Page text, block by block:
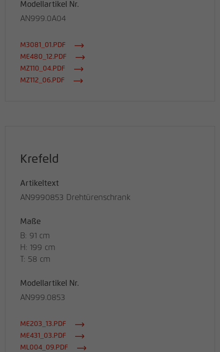
Modellartikel Nr.
AN999.0A04
M3081_01.PDF
ME480_12.PDF
MZ110_04.PDF
MZ112_06.PDF
Krefeld
Artikeltext
AN9990853 Drehtürenschrank
Maße
B: 91 cm
H: 199 cm
T: 58 cm
Modellartikel Nr.
AN999.0853
ME203_13.PDF
ME431_03.PDF
ML004_09.PDF